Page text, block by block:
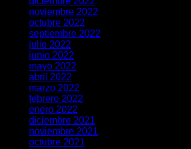
noviembre 2022
octubre 2022
septiembre 2022
julio 2022
junio 2022
mayo 2022
abril 2022
marzo 2022
febrero 2022
enero 2022
diciembre 2021
noviembre 2021
octubre 2021